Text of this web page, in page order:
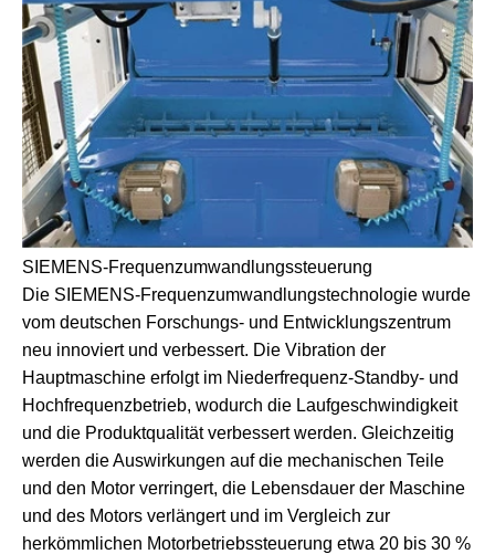
SIEMENS-Frequenzumwandlungssteuerung
Die SIEMENS-Frequenzumwandlungstechnologie wurde
vom deutschen Forschungs- und Entwicklungszentrum
neu innoviert und verbessert. Die Vibration der
Hauptmaschine erfolgt im Niederfrequenz-Standby- und
Hochfrequenzbetrieb, wodurch die Laufgeschwindigkeit
und die Produktqualität verbessert werden. Gleichzeitig
werden die Auswirkungen auf die mechanischen Teile
und den Motor verringert, die Lebensdauer der Maschine
und des Motors verlängert und im Vergleich zur
herkömmlichen Motorbetriebssteuerung etwa 20 bis 30 %